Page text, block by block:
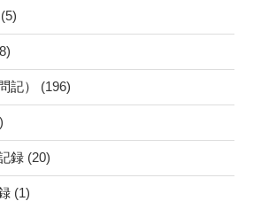
(5)
記） (196)
録 (20)
(1)